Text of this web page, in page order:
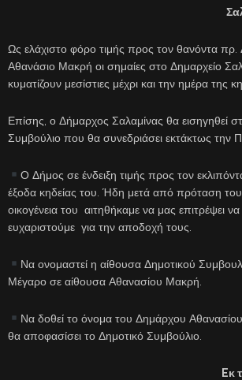
Ως ελάχιστο φόρο τιμής προς τον θανόντα
Αθανάσιο Μακρή οι σημαίες στο Δημαρχείο
κυματίζουν μεσίστιες μέχρι και την ημέρα της
Επίσης, ο Δήμαρχος Σαλαμίνας θα εισηγηθεί
Συμβούλιο που θα συνεδριάσει εκτάκτως την
Ο Δήμος σε ένδειξη τιμής προς τον
έξοδα κηδείας του. Ήδη μετά από πρόταση
οικογένεια του αιτηθήκαμε να μας επιτρέψει
ευχαριστούμε για την αποδοχή τους.
Να ονομαστεί η αίθουσα Δημοτικού
Μέγαρο σε αίθουσα Αθανασίου Μακρή.
Να δοθεί το όνομα του Δημάρχου
θα αποφασίσει το Δημοτικό Συμβούλιο.
Eκ